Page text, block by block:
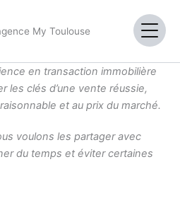
My Toulouse
en transaction immobilière
les clés d’une vente réussie,
et au prix du marché.
voulons les partager avec
du temps et éviter certaines